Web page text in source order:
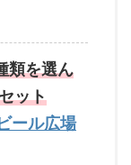
類を選ん
ット
ール広場